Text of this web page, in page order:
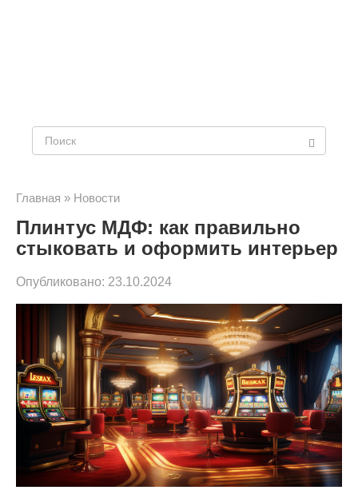
Главная » Новости
Плинтус МДФ: как правильно
стыковать и оформить интерьер
Опубликовано: 23.10.2024